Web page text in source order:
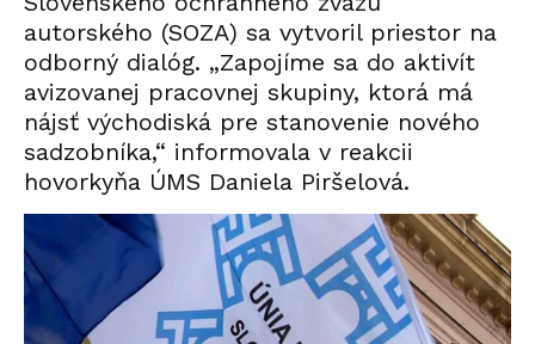
autorského (SOZA) sa vytvoril priestor na
odborný dialóg. „Zapojíme sa do aktivít
avizovanej pracovnej skupiny, ktorá má
nájsť východiská pre stanovenie nového
sadzobníka,“ informovala v reakcii
hovorkyňa ÚMS Daniela Piršelová.